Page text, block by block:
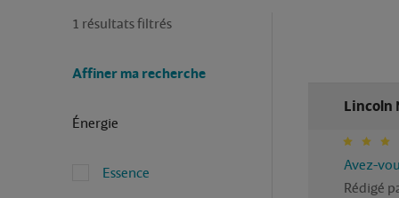
1 résultats filtrés
Affiner ma recherche
Énergie
Essence
Lincoln
Avez-
Rédigé